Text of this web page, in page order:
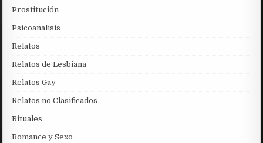
Prostitución
Psicoanalisis
Relatos
Relatos de Lesbiana
Relatos Gay
Relatos no Clasificados
Rituales
Romance y Sexo